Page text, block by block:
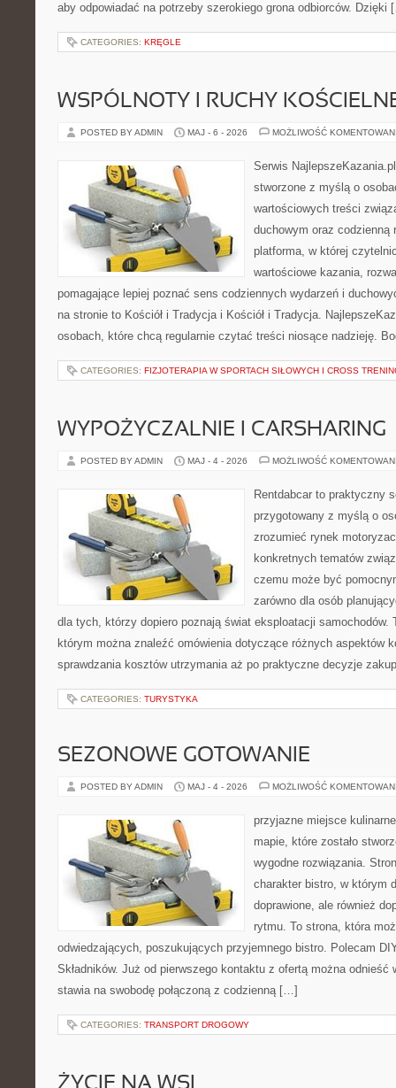
aby odpowiadać na potrzeby szerokiego grona odbiorców. Dzięki
CATEGORIES: KRĘGLE
WSPÓLNOTY I RUCHY
POSTED BY ADMIN MAJ - 6 - 2026 MOŻLIWOŚĆ
Serwis
stworzone z myślą o
wartościowych treści
duchowym oraz codzienną
platforma, w której
wartościowe kazania,
pomagające lepiej poznać sens codziennych wydarzeń i
na stronie to Kościół i Tradycja i Kościół i Tradycja.
osobach, które chcą regularnie czytać treści niosące nadzieję.
CATEGORIES: FIZJOTERAPIA W SPORTACH SIŁOWYCH I CROSS
WYPOŻYCZALNIE I CARSHARING
POSTED BY ADMIN MAJ - 4 - 2026 MOŻLIWOŚĆ
Rentdabcar to praktyczny
przygotowany z myślą o
zrozumieć rynek
konkretnych tematów
czemu może być
zarówno dla osób
dla tych, którzy dopiero poznają świat eksploatacji samochodów.
którym można znaleźć omówienia dotyczące różnych aspektów
sprawdzania kosztów utrzymania aż po praktyczne decyzje
CATEGORIES: TURYSTYKA
SEZONOWE GOTOWANIE
POSTED BY ADMIN MAJ - 4 - 2026 MOŻLIWOŚĆ
przyjazne miejsce
mapie, które zostało
wygodne rozwiązania.
charakter bistro, w którym
doprawione, ale również
rytmu. To strona, która
odwiedzających, poszukujących przyjemnego bistro. Polecam
Składników. Już od pierwszego kontaktu z ofertą można odnieść
stawia na swobodę połączoną z codzienną […]
CATEGORIES: TRANSPORT DROGOWY